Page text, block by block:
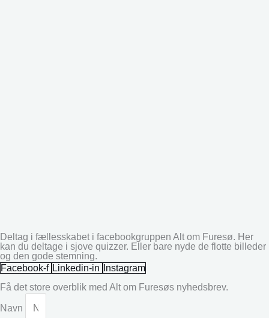
Deltag i fællesskabet i facebookgruppen Alt om Furesø. Her
kan du deltage i sjove quizzer. Eller bare nyde de flotte billeder
og den gode stemning.
Facebook-f Linkedin-in
Instagram
Få det store overblik med Alt om Furesøs nyhedsbrev.
Navn